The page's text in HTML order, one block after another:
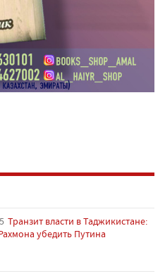
Транзит власти в Таджикистане:
убедить Путина